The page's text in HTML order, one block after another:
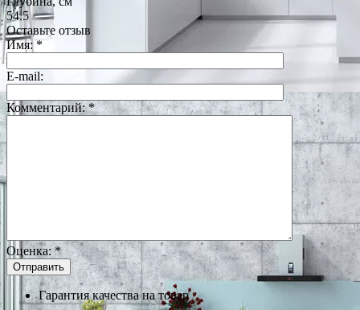
54.5
Оставьте отзыв
Имя:*
E-mail:
Комментарий: *
Оценка:*
Гарантия качества на товар